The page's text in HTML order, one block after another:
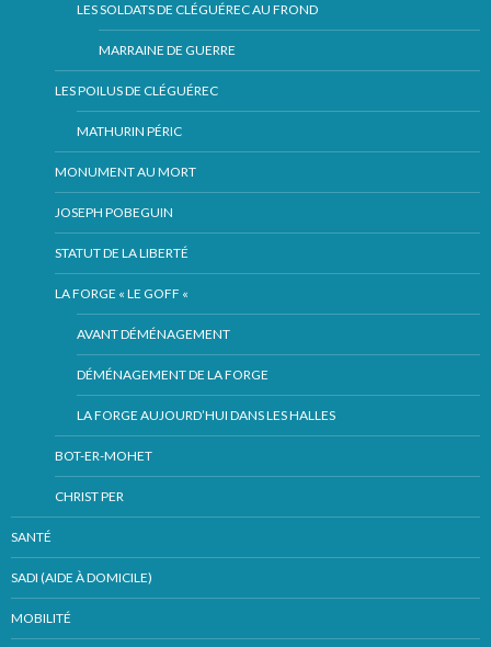
LES SOLDATS DE CLÉGUÉREC AU FROND
MARRAINE DE GUERRE
LES POILUS DE CLÉGUÉREC
MATHURIN PÉRIC
MONUMENT AU MORT
JOSEPH POBEGUIN
STATUT DE LA LIBERTÉ
LA FORGE « LE GOFF «
AVANT DÉMÉNAGEMENT
DÉMÉNAGEMENT DE LA FORGE
LA FORGE AUJOURD’HUI DANS LES HALLES
BOT-ER-MOHET
CHRIST PER
SANTÉ
SADI (AIDE À DOMICILE)
MOBILITÉ